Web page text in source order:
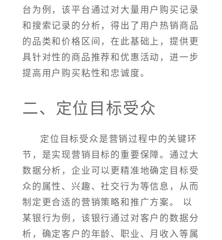
台为例，该平台通过对大量用户购买记录
和搜索记录的分析，得出了用户热销商品
的品类和价格区间，在此基础上，提供更
具针对性的商品推荐和优惠活动，进一步
提高用户购买粘性和忠诚度。
二、定位目标受众
定位目标受众是营销过程中的关键环
节，是实现营销目标的重要保障。通过大
数据分析，企业可以更精准地确定目标受
众的属性、兴趣、社交行为等信息，从而
制定更合适的营销策略和推广方案。 以
某银行为例，该银行通过对客户的数据分
析，确定客户的年龄、职业、月收入等属